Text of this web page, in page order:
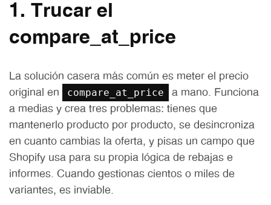
1. Trucar el
compare_at_price
La solución casera más común es meter el precio
original en
compare_at_price
a mano. Funciona
a medias y crea tres problemas: tienes que
mantenerlo producto por producto, se desincroniza
en cuanto cambias la oferta, y pisas un campo que
Shopify usa para su propia lógica de rebajas e
informes. Cuando gestionas cientos o miles de
variantes, es inviable.